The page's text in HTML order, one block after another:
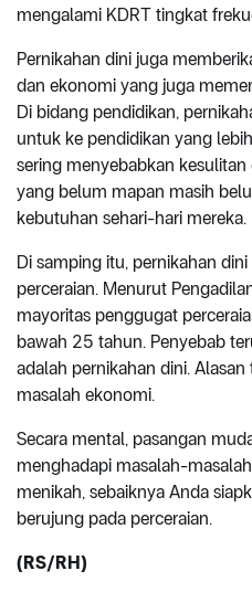
mengalami KDRT tingkat
Pernikahan dini juga
dan ekonomi yang juga
Di bidang pendidikan,
untuk ke pendidikan yang
sering menyebabkan
yang belum mapan masih
kebutuhan sehari-hari mereka.
Di samping itu, pernikahan
perceraian. Menurut
mayoritas penggugat
bawah 25 tahun. Penyebab
adalah pernikahan dini.
masalah ekonomi.
Secara mental, pasangan
menghadapi masalah-
menikah, sebaiknya Anda
berujung pada perceraian.
(RS/RH)